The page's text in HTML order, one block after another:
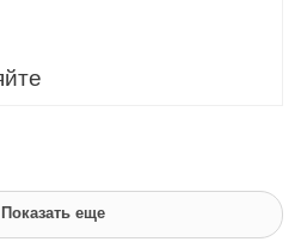
Показать еще